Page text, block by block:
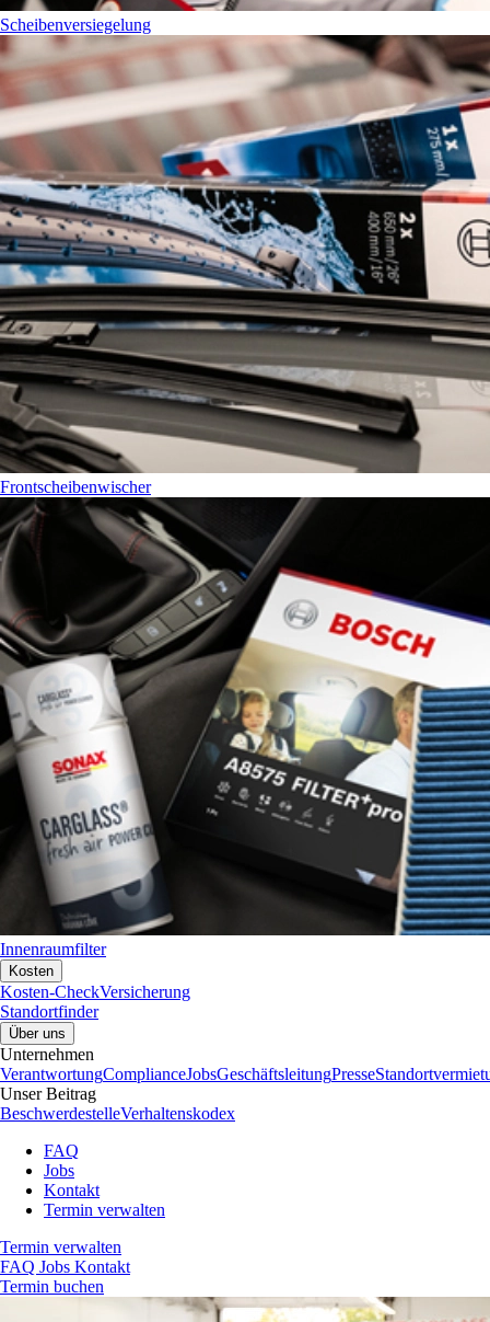
Scheibenversiegelung
Frontscheibenwischer
Innenraumfilter
Kosten
Kosten-CheckVersicherung
Standortfinder
Über uns
Unternehmen
VerantwortungComplianceJobsGeschäftsleitungPresse
Unser Beitrag
BeschwerdestelleVerhaltenskodex
FAQ
Jobs
Kontakt
Termin verwalten
Termin verwalten
FAQ Jobs Kontakt
Termin buchen